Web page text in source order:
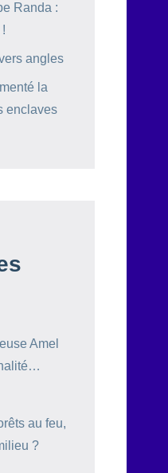
Randa :
angles
la
enclaves
Amel
au feu,
?